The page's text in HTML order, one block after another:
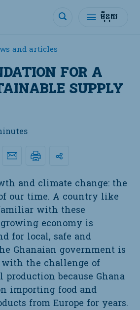
ម៉ឺនុយ
and articles
FOR A
SUPPLY
and climate change: the
our time. A country like
with these
economy is
for local, safe and
Ghanaian government is
with the challenge of
because Ghana
importing food and
from Europe for years.